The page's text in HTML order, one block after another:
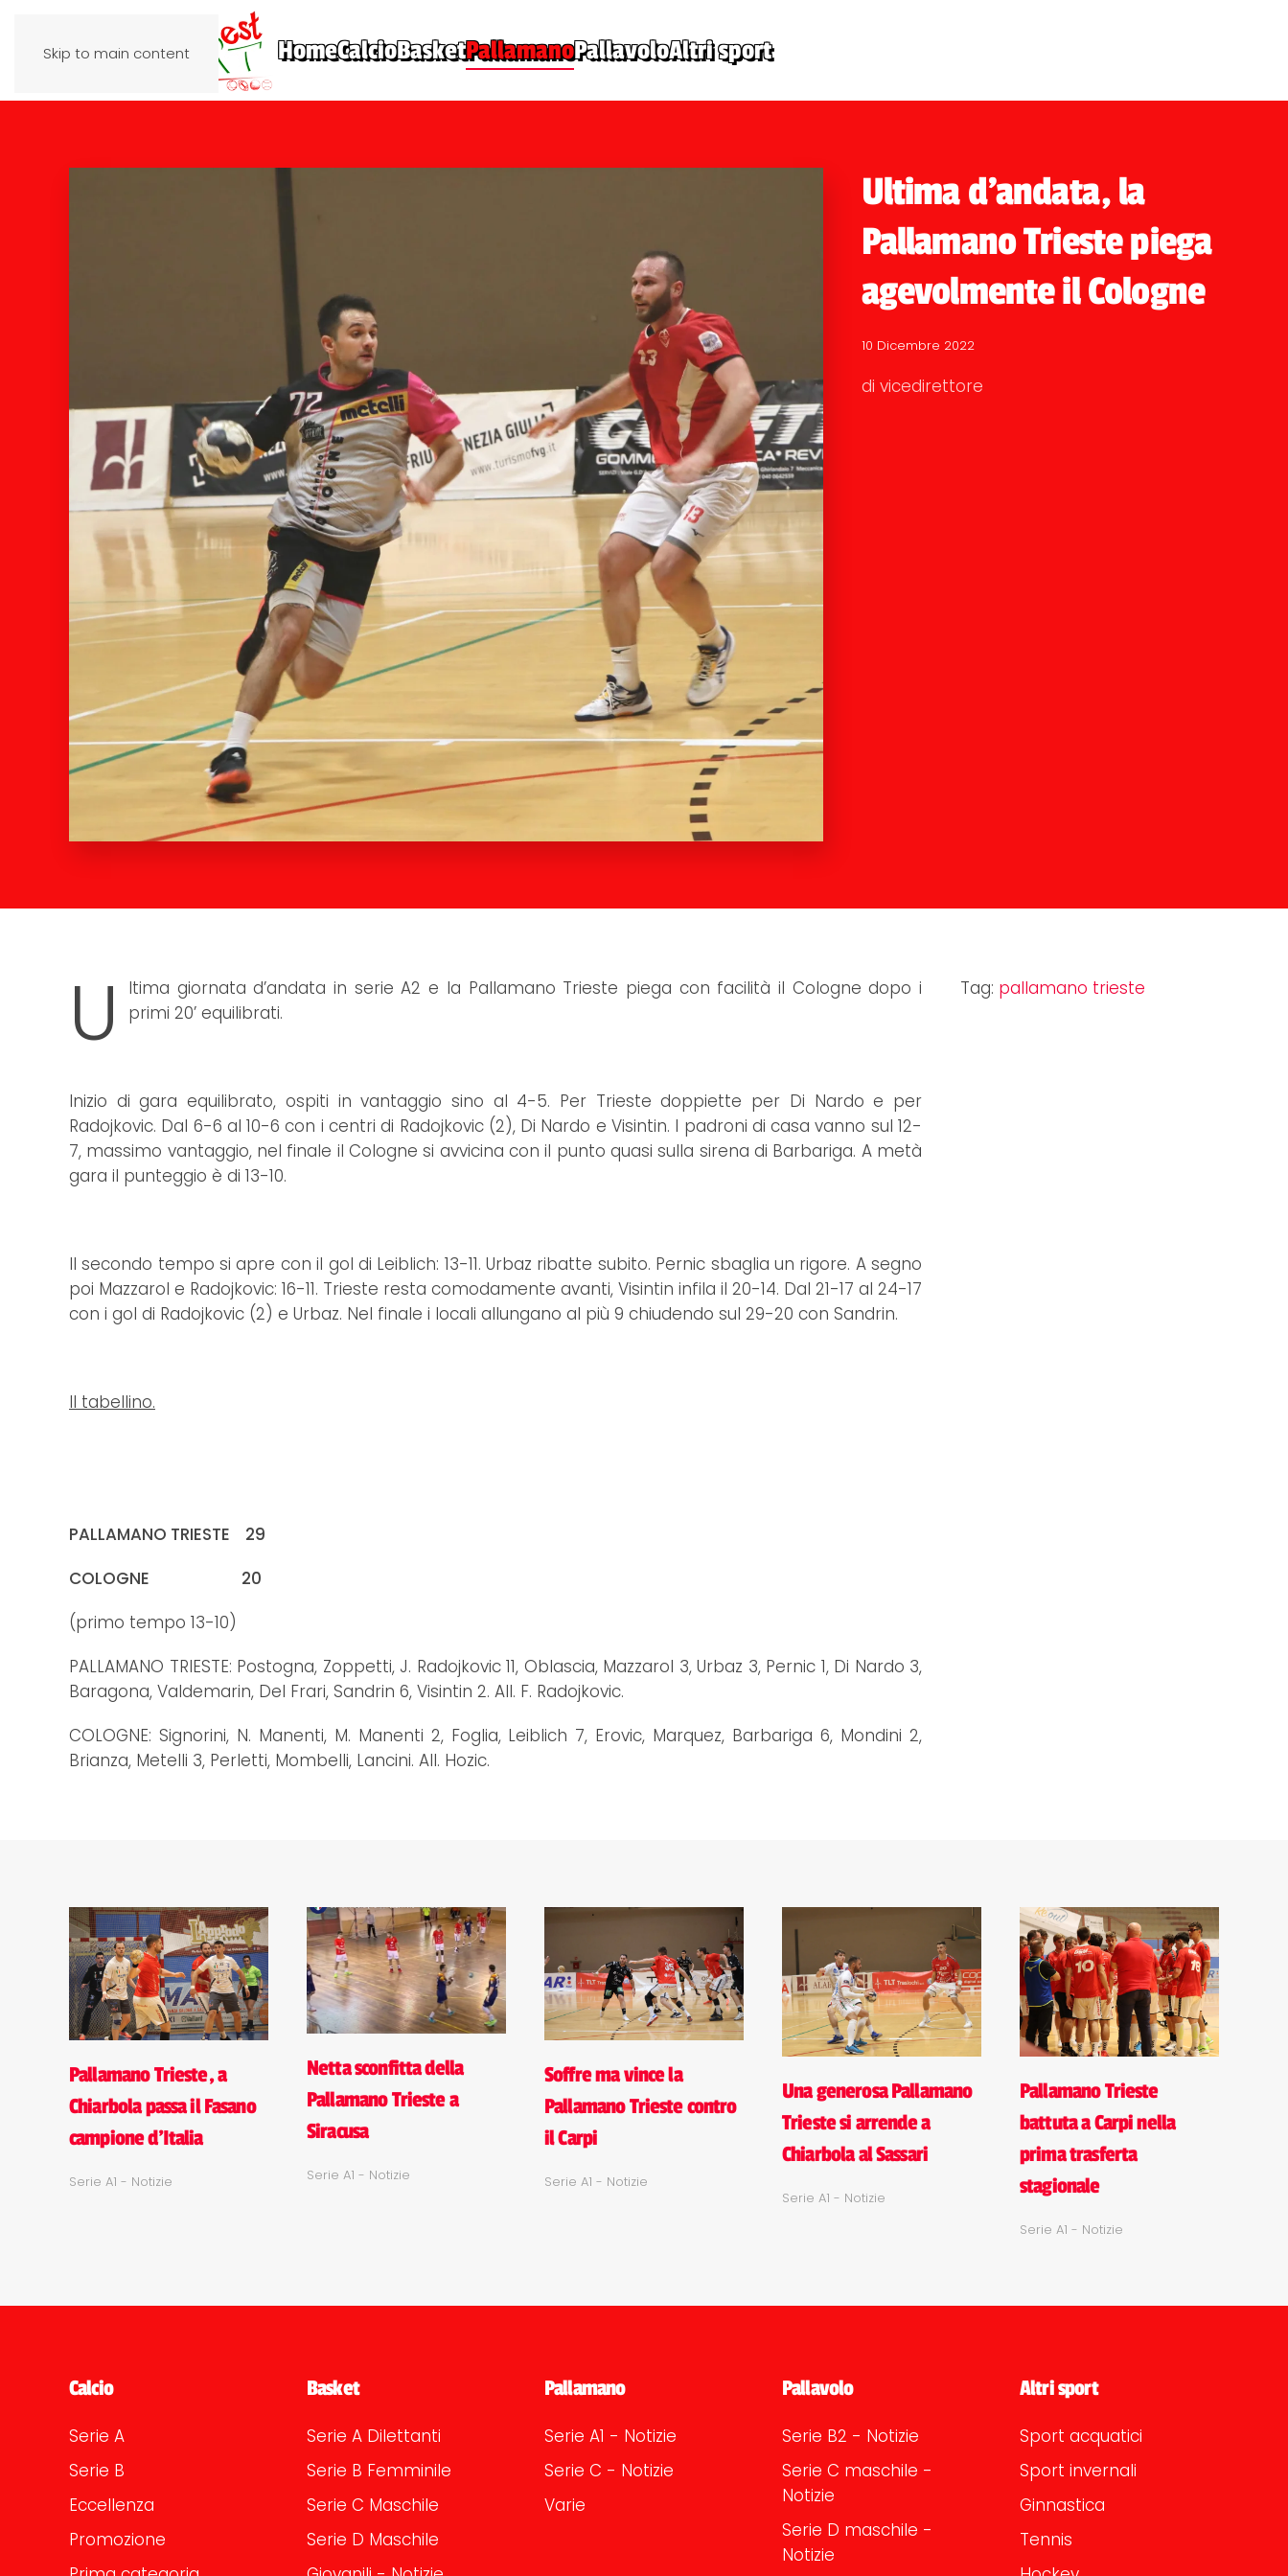
Skip to main content HomeCalcioBasketPallamanoPallavoloAltri sport
Ultima d'andata, la
Pallamano Trieste piega
agevolmente il Cologne
10 Dicembre 2022
di vicedirettore
U
ltima giornata d’andata in serie A2 e la Pallamano Trieste piega con facilità il Cologne dopo i
primi 20’ equilibrati.
Inizio di gara equilibrato, ospiti in vantaggio sino al 4-5. Per Trieste doppiette per Di Nardo e per
Radojkovic. Dal 6-6 al 10-6 con i centri di Radojkovic (2), Di Nardo e Visintin. I padroni di casa vanno sul 12-
7, massimo vantaggio, nel finale il Cologne si avvicina con il punto quasi sulla sirena di Barbariga. A metà
gara il punteggio è di 13-10.
Il secondo tempo si apre con il gol di Leiblich: 13-11. Urbaz ribatte subito. Pernic sbaglia un rigore. A segno
poi Mazzarol e Radojkovic: 16-11. Trieste resta comodamente avanti, Visintin infila il 20-14. Dal 21-17 al 24-17
con i gol di Radojkovic (2) e Urbaz. Nel finale i locali allungano al più 9 chiudendo sul 29-20 con Sandrin.
Il tabellino.
PALLAMANO TRIESTE 29
COLOGNE 20
(primo tempo 13-10)
PALLAMANO TRIESTE: Postogna, Zoppetti, J. Radojkovic 11, Oblascia, Mazzarol 3, Urbaz 3, Pernic 1, Di Nardo 3,
Baragona, Valdemarin, Del Frari, Sandrin 6, Visintin 2. All. F. Radojkovic.
COLOGNE: Signorini, N. Manenti, M. Manenti 2, Foglia, Leiblich 7, Erovic, Marquez, Barbariga 6, Mondini 2,
Brianza, Metelli 3, Perletti, Mombelli, Lancini. All. Hozic.
Tag: pallamano trieste
Pallamano Trieste, a
Chiarbola passa il Fasano
campione d'Italia
Serie A1 - Notizie
Netta sconfitta della
Pallamano Trieste a
Siracusa
Serie A1 - Notizie
Soffre ma vince la
Pallamano Trieste contro
il Carpi
Serie A1 - Notizie
Una generosa Pallamano
Trieste si arrende a
Chiarbola al Sassari
Serie A1 - Notizie
Pallamano Trieste
battuta a Carpi nella
prima trasferta
stagionale
Serie A1 - Notizie
Calcio
Serie A
Serie B
Eccellenza
Promozione
Basket
Serie A Dilettanti
Serie B Femminile
Serie C Maschile
Serie D Maschile
Pallamano
Serie A1 - Notizie
Serie C - Notizie
Varie
Pallavolo
Serie B2 - Notizie
Serie C maschile -
Notizie
Serie D maschile -
Notizie
Altri sport
Sport acquatici
Sport invernali
Ginnastica
Tennis